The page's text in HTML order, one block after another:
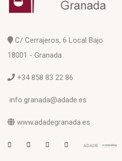
C/ Cerrajeros, 6 Local Bajo
18001 - Granada
+34 858 83 22 86
info.granada@adade.es
www.adadegranada.es